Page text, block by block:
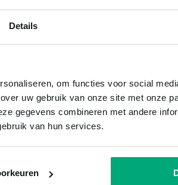
Details
om functies voor social
uw gebruik van onze site met onze
gegevens combineren met andere
van hun services.